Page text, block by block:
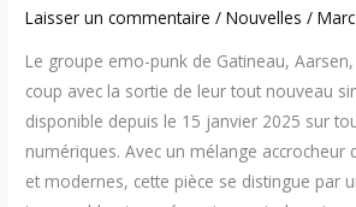
Laisser un commentaire /Nouvelles /
Le groupe emo-punk de Gatineau,
coup avec la sortie de leur tout nouveau
disponible depuis le 15 janvier 2025 sur
numériques. Avec un mélange accrocheur
et modernes, cette pièce se distingue par